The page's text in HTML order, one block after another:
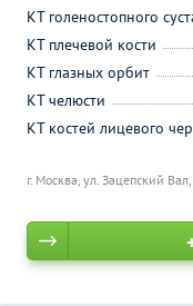
г. Москва, ул. Зацепский Вал,
КТ голеностопного
КТ плечевой кости
КТ глазных орбит
КТ челюсти
КТ костей лицевого